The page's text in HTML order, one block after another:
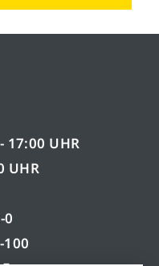
17:00 UHR
UHR
0
100